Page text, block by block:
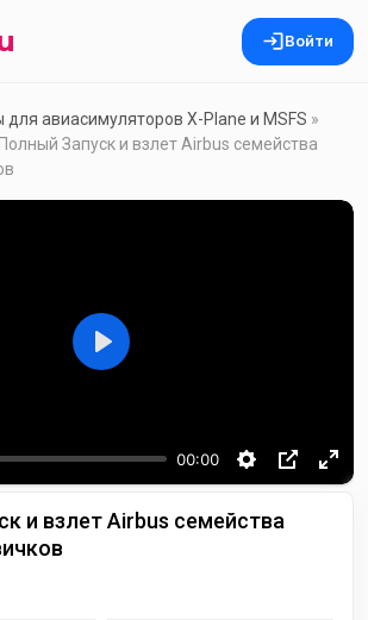
Войти
для авиасимуляторов X-Plane и MSFS »
Запуск и взлет Airbus семейства
00:00
Воспроизвести
и взлет Airbus семейства